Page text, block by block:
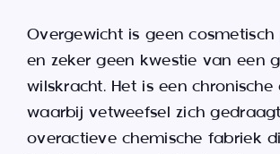
Overgewicht is geen
en zeker geen kwestie van een
wilskracht. Het is een
waarbij vetweefsel zich
overactieve chemische fabriek